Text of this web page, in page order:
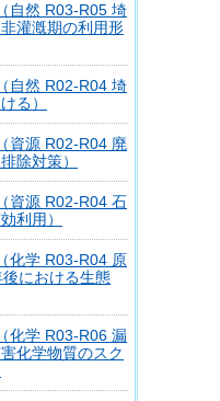
自然 R03-R05 埼
灌漑期の利用形
自然 R02-R04 埼
る）
資源 R02-R04 廃
除対策）
資源 R02-R04 石
利用）
化学 R03-R04 原
における生態
化学 R03-R06 漏
化学物質のスク